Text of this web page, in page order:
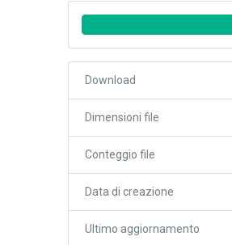
Download
Dimensioni file
Conteggio file
Data di creazione
Ultimo aggiornamento